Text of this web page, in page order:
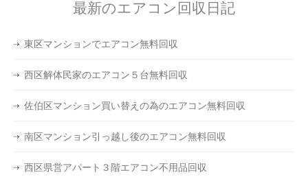
最新のエアコン回収日記
東区マンションでエアコン無料回収
西区解体民家のエアコン５台無料回収
佐伯区マンション買い替えの為のエアコン無料回収
南区マンション引っ越し後のエアコン無料回収
西区県営アパート３階エアコン不用品回収